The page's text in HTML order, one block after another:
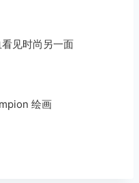
见时尚另一面
绘画